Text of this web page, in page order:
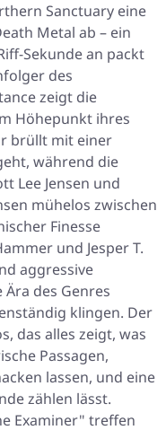
Sanctuary eine
Metal ab – ein
Sekunde an packt
des
zeigt die
Höhepunkt ihres
brüllt mit einer
während die
Lee Jensen und
mühelos zwischen
Finesse
und Jesper T.
aggressive
des Genres
klingen. Der
das alles zeigt, was
Passagen,
lassen, und eine
zählen lässt.
Examiner" treffen